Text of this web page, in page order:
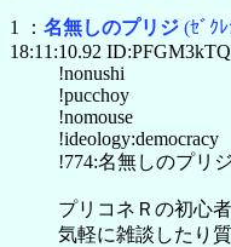
1 ： 名無しのプリジ (ｾﾞｸ
18:11:10.92 ID:PFGM3kTQ
!nonushi
!pucchoy
!nomouse
!ideology:democracy
!774:名無しのプリジ
プリコネＲの初心
気軽に雑談したり